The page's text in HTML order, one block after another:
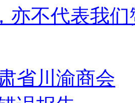
亦不代表我
省川渝商会